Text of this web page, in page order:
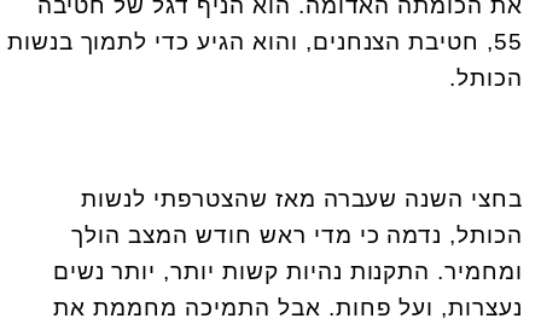
את הכומתה האדומה. הוא הניף דגל של חטיבה
55, חטיבת הצנחנים, והוא הגיע כדי לתמוך בנשות
הכותל.
בחצי השנה שעברה מאז שהצטרפתי לנשות
הכותל, נדמה כי מדי ראש חודש המצב הולך
ומחמיר. התקנות נהיות קשות יותר, יותר נשים
נעצרות, ועל פחות. אבל התמיכה מחממת את